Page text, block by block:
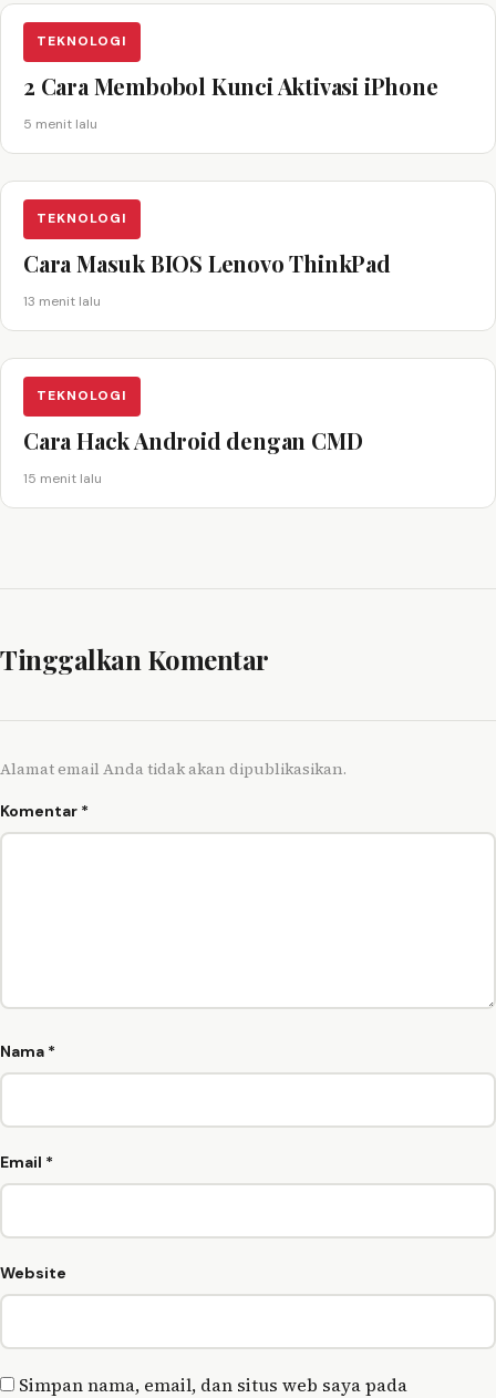
TEKNOLOGI
2 Cara Membobol Kunci Aktivasi iPhone
5 menit lalu
TEKNOLOGI
Cara Masuk BIOS Lenovo ThinkPad
13 menit lalu
TEKNOLOGI
Cara Hack Android dengan CMD
15 menit lalu
Tinggalkan Komentar
Alamat email Anda tidak akan dipublikasikan.
Komentar *
Nama *
Email *
Website
Simpan nama, email, dan situs web saya pada